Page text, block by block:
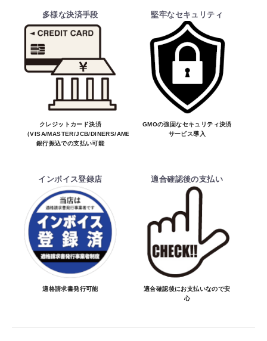
お買物を続ける カートへ進む
・ご注文受付後、メーカーに適合確認を行
い、商品の価格・送料及び納期の正式なご連
絡をしてからの決済となっております。
そのため、ご注文後に適合確認を行い、適
合しない場合はキャンセル可能です。
※商品はメーカー品のため予告無く価格が
変わる場合があります。
※商品は予告無く生産及び販売不可となる
場合があります。
でお受けしておりません。
納期を知りたい場合は、一旦ご注文のお手
続きをお願い致します。
決済について
・ご注文後にメーカー確認を行い、商品が愛
車に合うことを確認してから決済となりま
多様な決済手段
クレジットカード決済
（VISA/MASTER/JCB/DINERS/AMEX）、
銀行振込での支払い可能
堅牢なセキュリティ
GMOの強固なセキュリティ決済
サービス導入
インボイス登録店
適格請求書発行可能
適合確認後の支払い
適合確認後にお支払いなので安
心